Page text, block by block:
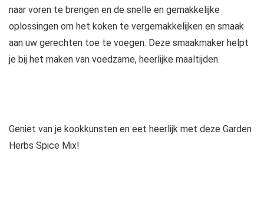
naar voren te brengen en de snelle en gemakkelijke
oplossingen om het koken te vergemakkelijken en smaak
aan uw gerechten toe te voegen. Deze smaakmaker helpt
je bij het maken van voedzame, heerlijke maaltijden.
Geniet van je kookkunsten en eet heerlijk met deze Garden
Herbs Spice Mix!